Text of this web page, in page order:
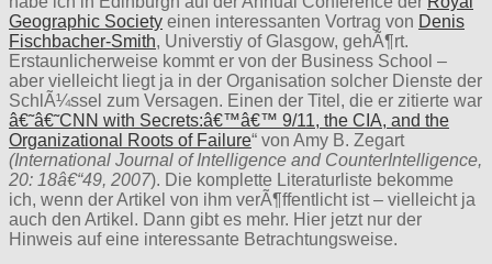
Geographic Society einen interessanten Vortrag von Denis
Fischbacher-Smith, Universtiy of Glasgow, gehÃ¶rt.
Erstaunlicherweise kommt er von der Business School –
aber vielleicht liegt ja in der Organisation solcher Dienste der
SchlÃ¼ssel zum Versagen. Einen der Titel, die er zitierte war
â€˜â€˜CNN with Secrets:â€™â€™ 9/11, the CIA, and the
Organizational Roots of Failure“ von Amy B. Zegart
(International Journal of Intelligence and CounterIntelligence,
20: 18â€“49, 2007). Die komplette Literaturliste bekomme
ich, wenn der Artikel von ihm verÃ¶ffentlicht ist – vielleicht ja
auch den Artikel. Dann gibt es mehr. Hier jetzt nur der
Hinweis auf eine interessante Betrachtungsweise.